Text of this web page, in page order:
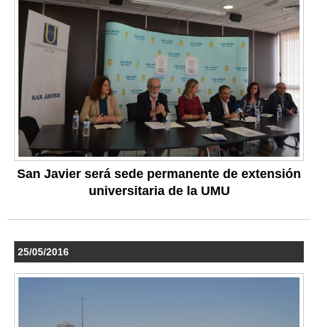
San Javier será sede permanente de extensión
universitaria de la UMU
25/05/2016